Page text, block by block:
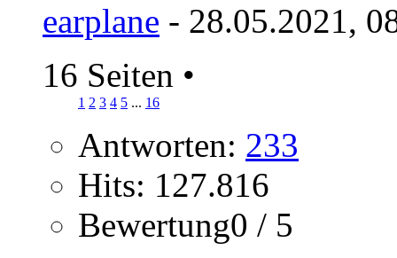
earplane - 28.05.2021,
16 Seiten •
1 2 3 4 5 ... 16
Antworten: 233
Hits: 127.816
Bewertung0 / 5